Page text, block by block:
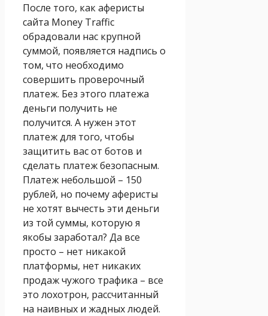
После того, как аферисты
сайта Money Traffic
обрадовали нас крупной
суммой, появляется надпись о
том, что необходимо
совершить проверочный
платеж. Без этого платежа
деньги получить не
получится. А нужен этот
платеж для того, чтобы
защитить вас от ботов и
сделать платеж безопасным.
Платеж небольшой – 150
рублей, но почему аферисты
не хотят вычесть эти деньги
из той суммы, которую я
якобы заработал? Да все
просто – нет никакой
платформы, нет никаких
продаж чужого трафика – все
это лохотрон, рассчитанный
на наивных и жадных людей.